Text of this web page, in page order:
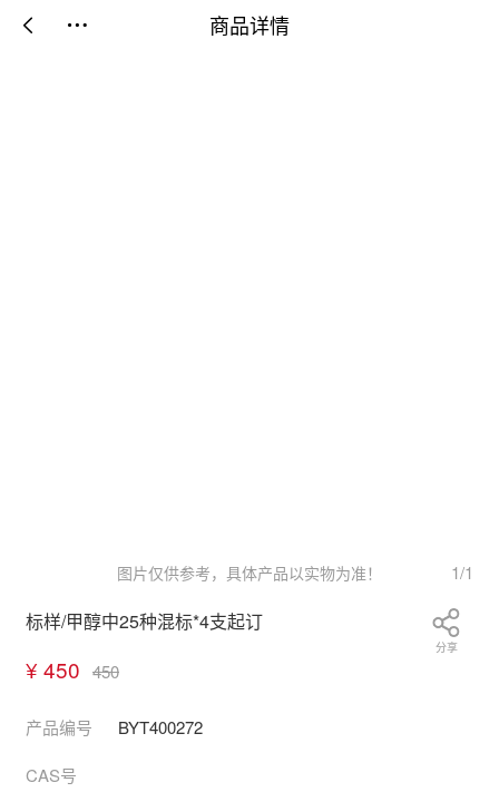
商品详情
 
图片仅供参考，具体产品以实物为准！ 1/1
标样/甲醇中25种混标*4支起订
¥ 450 450
分享
产品编号 BYT400272
CAS号